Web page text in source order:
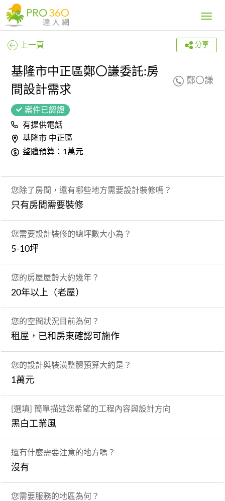
Toggle
上一頁 分享
基隆市中正區鄭〇謙委託:房
間設計需求
鄭〇謙
案件已認證
有提供電話
基隆市 中正區
整體預算：1萬元
您除了房間，還有哪些地方需要設計裝修嗎？
只有房間需要裝修
您需要設計裝修的總坪數大小為？
5-10坪
您的房屋屋齡大約幾年？
20年以上（老屋）
您的空間狀況目前為何？
租屋，已和房東確認可施作
您的設計與裝潢整體預算大約是？
1萬元
[選填] 簡單描述您希望的工程內容與設計方向
黑白工業風
還有什麼需要注意的地方嗎？
沒有
您需要服務的地區為何？